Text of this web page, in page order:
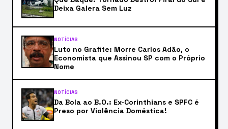
Deixa Galera Sem Luz
NOTÍCIAS
Luto no Grafite: Morre Carlos Adão, o
Economista que Assinou SP com o Próprio
Nome
NOTÍCIAS
Da Bola ao B.O.: Ex-Corinthians e SPFC é
Preso por Violência Doméstica!